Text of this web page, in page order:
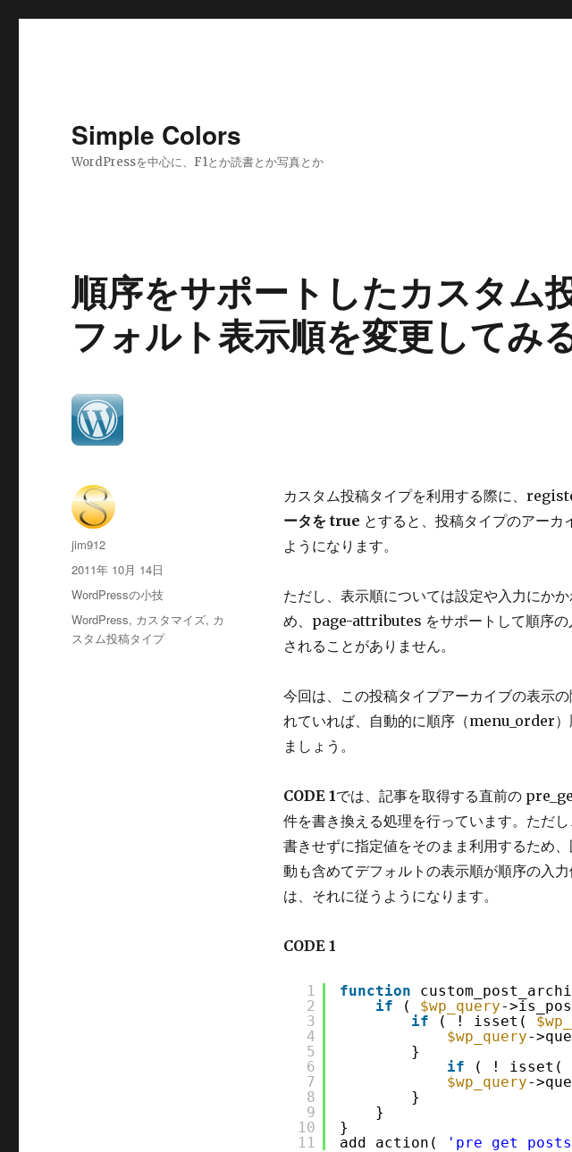
Simple Colors
WordPressを中心に、F1とか読書とか写真とか
順序をサポートしたカスタム
フォルト表示順を変更してみ
カスタム投稿タイプを利用する際に、
ータを true とすると、投稿タイプのアーカ
ようになります。
ただし、表示順については設定や入力にか
め、page-attributes をサポートして順序の
されることがありません。
今回は、この投稿タイプアーカイブの表示
れていれば、自動的に順序（menu_order
ましょう。
CODE 1では、記事を取得する直前の
件を書き換える処理を行っています。ただ
書きせずに指定値をそのまま利用するため
動も含めてデフォルトの表示順が順序の入
は、それに従うようになります。
CODE 1
1
2
3
4
5
6
7
8
9
10
11
function
if
( $wp_query-
if
( ! isset(
$wp_query-
}
if
( ! isset(
$wp_query-
}
}
}
add_action(
投
稿
jim912
投
稿
2011年 10月 14日
カ
テ
ゴ
リ
WordPressの小技
タ
グ
WordPress, カスタマイズ, カ
スタム投稿タイプ